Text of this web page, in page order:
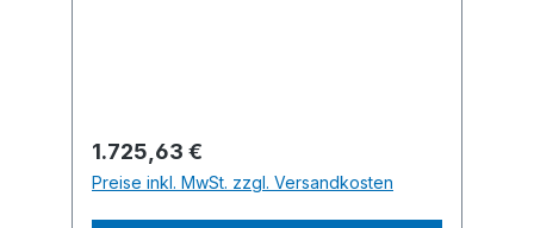
Regulärer Preis:
1.725,63 €
Preise inkl. MwSt. zzgl. Versandkosten